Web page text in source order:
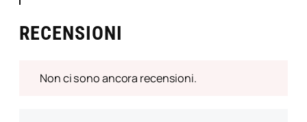
RECENSIONI
Non ci sono ancora recensioni.